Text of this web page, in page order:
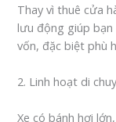
Thay vì thuê cửa
lưu động giúp
vốn, đặc biệt phù
2. Linh hoạt di
Xe có bánh hơi